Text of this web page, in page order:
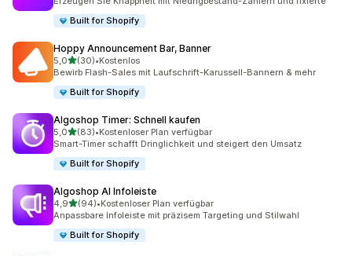
Built for Shopify
Hoppy Announcement Bar, Banner
5,0von 5 Sternen
(30)
30 Rezensionen insgesamt
•Kostenlos
Bewirb Flash-Sales mit Laufschrift-Karussell-Bannern & mehr
Built for Shopify
Algoshop Timer: Schnell kaufen
5,0von 5 Sternen
(83)
83 Rezensionen insgesamt
•Kostenloser Plan verfügbar
Smart-Timer schafft Dringlichkeit und steigert den Umsatz
Built for Shopify
Algoshop AI Infoleiste
4,9von 5 Sternen
(94)
94 Rezensionen insgesamt
•Kostenloser Plan verfügbar
Anpassbare Infoleiste mit präzisem Targeting und Stilwahl
Built for Shopify